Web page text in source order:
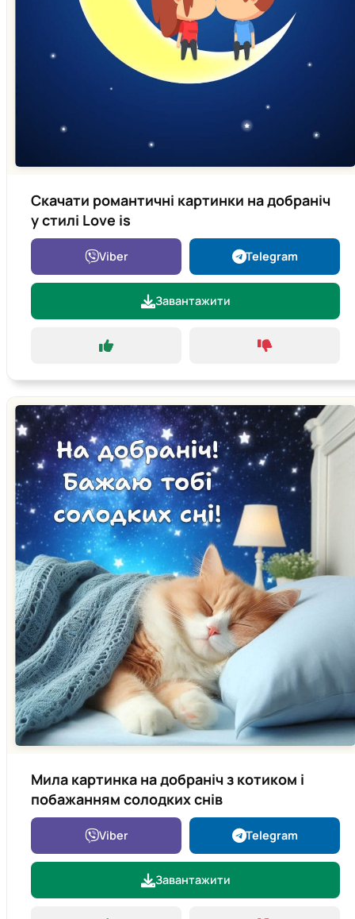
Скачати романтичні картинки на добраніч
у стилі Love is
Viber Telegram
Завантажити
Мила картинка на добраніч з котиком і
побажанням солодких снів
Viber Telegram
Завантажити